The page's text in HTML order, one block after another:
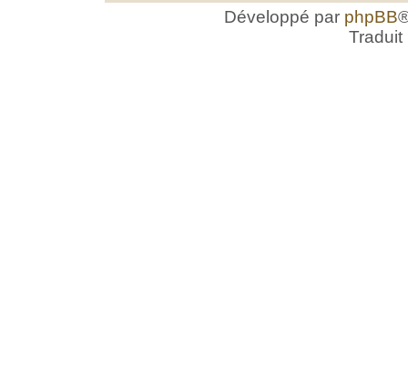
Développé par phpBB